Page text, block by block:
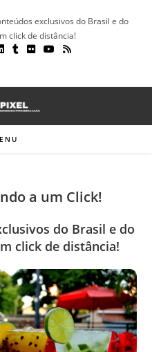
exclusivos do Brasil e do
click de distância!
a um Click!
do Brasil e do
click de distância!